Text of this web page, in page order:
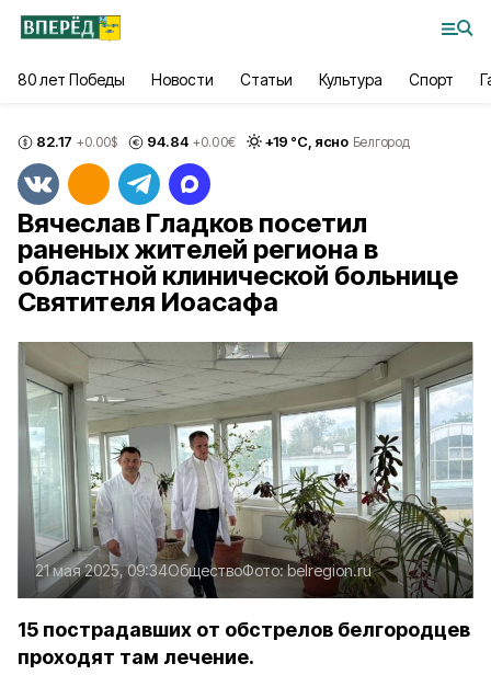
80 лет Победы Новости Статьи Культура Спорт
82.17 +0.00$ 94.84 +0.00€ +19 °С, ясно Белгород
Вячеслав Гладков посетил
раненых жителей региона в
областной клинической больнице
Святителя Иоасафа
21 мая 2025, 09:34ОбществоФото:belregion.ru
15 пострадавших от обстрелов белгородцев
проходят там лечение.